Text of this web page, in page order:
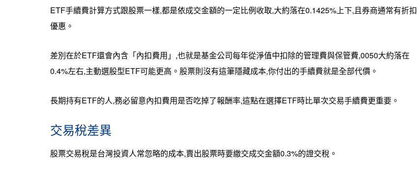
ETF手續費計算方式跟股票一樣,都是依成交金額的一定比例收取,大約落在0.1425%上下,且券商通常有折扣
優惠。
差別在於ETF還會內含「內扣費用」,也就是基金公司每年從淨值中扣除的管理費與保管費,0050大約落在
0.4%左右,主動選股型ETF可能更高。股票則沒有這筆隱藏成本,你付出的手續費就是全部代價。
長期持有ETF的人,務必留意內扣費用是否吃掉了報酬率,這點在選擇ETF時比單次交易手續費更重要。
交易稅差異
股票交易稅是台灣投資人常忽略的成本,賣出股票時要繳交成交金額0.3%的證交稅。